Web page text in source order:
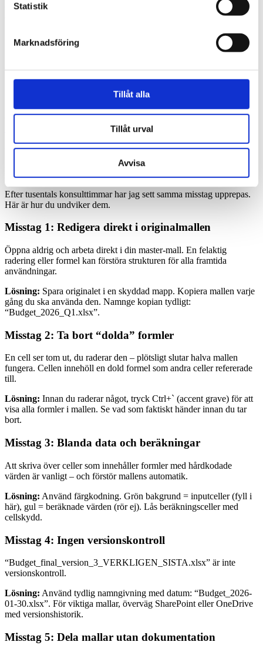
Statistik
Marknadsföring
Tillåt alla
Tillåt urval
Avvisa
dataexport, mailutskick, rapportgenerering. Kräver VBA-kunskap
Läs mer om automation i vår guide
Automatisera Excel med VBA
Bygg formulär för datainmatning som
gör det enkelt även för icke-Excel-användare att jobba i mallen.
Om du behöver denna nivå av anpassning kan det vara värt att
för professionell hjälp.
Vanliga misstag när du använder Excel-
Efter tusentals konsulttimmar har jag sett samma misstag upprepas.
Här är hur du undviker dem.
Misstag 1: Redigera direkt i originalmallen
Öppna aldrig och arbeta direkt i din master-mall. En felaktig
radering eller formel kan förstöra strukturen för alla framtida
användningar.
Lösning: Spara originalet i en skyddad mapp. Kopiera mallen varje
gång du ska använda den. Namnge kopian tydligt:
“Budget_2026_Q1.xlsx”.
Misstag 2: Ta bort “dolda” formler
En cell ser tom ut, du raderar den – plötsligt slutar halva mallen
fungera. Cellen innehöll en dold formel som andra celler refererade
till.
Lösning: Innan du raderar något, tryck Ctrl+` (accent grave) för att
visa alla formler i mallen. Se vad som faktiskt händer innan du tar
bort.
Misstag 3: Blanda data och beräkningar
Att skriva över celler som innehåller formler med hårdkodade
värden är vanligt – och förstör mallens automatik.
Lösning: Använd färgkodning. Grön bakgrund = inputceller (fyll i
här), gul = beräknade värden (rör ej). Lås beräkningsceller med
cellskydd.
Misstag 4: Ingen versionskontroll
“Budget_final_version_3_VERKLIGEN_SISTA.xlsx” är inte
versionskontroll.
Lösning: Använd tydlig namngivning med datum: “Budget_2026-
01-30.xlsx”. För viktiga mallar, överväg SharePoint eller OneDrive
med versionshistorik.
Misstag 5: Dela mallar utan dokumentation